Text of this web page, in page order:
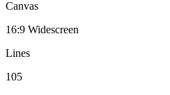
Canvas
16:9 Widescreen
Lines
105